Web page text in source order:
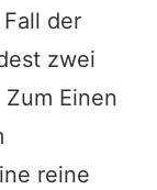
der
zwei
Einen
reine